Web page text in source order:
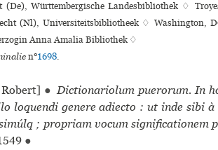
Württembergische Landesbibliothek ♢
(Nl), Universiteitsbibliotheek ♢ Washington,
Anna Amalia Bibliothek ♢
n°1698.
● Dictionariolum puerorum. In
loquendi genere adiecto : ut inde sibi
; propriam vocum signi­fi­ca­tio­nem
●